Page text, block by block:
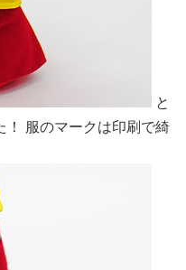
と
！ 服のマークは印刷で綺